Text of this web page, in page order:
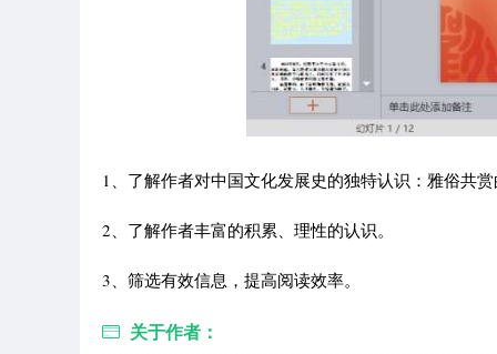
1、了解作者对中国文化发展史的独特认识：雅俗共
2、了解作者丰富的积累、理性的认识。
3、筛选有效信息，提高阅读效率。
关于作者：